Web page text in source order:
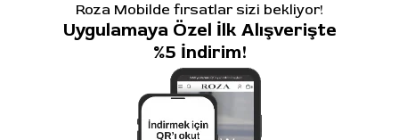
Roza Mobilde fırsatlar sizi bekliyor!
Uygulamaya Özel İlk Alışverişte
%5 İndirim!